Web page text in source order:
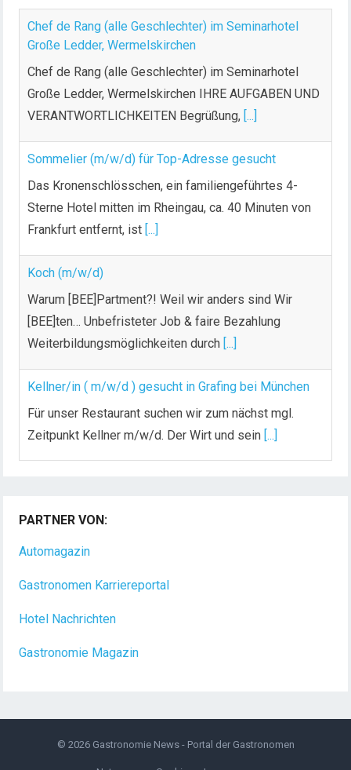
Chef de Rang (alle Geschlechter) im Seminarhotel
Große Ledder, Wermelskirchen
Chef de Rang (alle Geschlechter) im Seminarhotel
Große Ledder, Wermelskirchen IHRE AUFGABEN UND
VERANTWORTLICHKEITEN Begrüßung, [...]
Sommelier (m/w/d) für Top-Adresse gesucht
Das Kronenschlösschen, ein familiengeführtes 4-
Sterne Hotel mitten im Rheingau, ca. 40 Minuten von
Frankfurt entfernt, ist [...]
Koch (m/w/d)
Warum [BEE]Partment?! Weil wir anders sind Wir
[BEE]ten… Unbefristeter Job & faire Bezahlung
Weiterbildungsmöglichkeiten durch [...]
Kellner/in ( m/w/d ) gesucht in Grafing bei München
Für unser Restaurant suchen wir zum nächst mgl.
Zeitpunkt Kellner m/w/d. Der Wirt und sein [...]
Dein Arbeitsplatz mit Urlaubsfeeling Chef de Rang
(m/w/d) Du bist Gastgeber aus Leidenschaft und
PARTNER VON:
Automagazin
Gastronomen Karriereportal
Hotel Nachrichten
Gastronomie Magazin
© 2026 Gastronomie News - Portal der Gastronomen